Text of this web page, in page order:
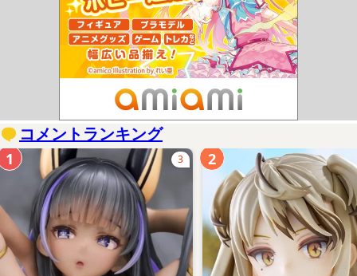
コメントランキング
3
1 2